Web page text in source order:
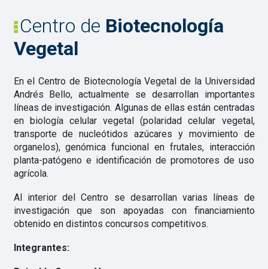
Centro de Biotecnología
Vegetal
En el Centro de Biotecnología Vegetal de la Universidad
Andrés Bello, actualmente se desarrollan importantes
líneas de investigación. Algunas de ellas están centradas
en biología celular vegetal (polaridad celular vegetal,
transporte de nucleótidos azúcares y movimiento de
organelos), genómica funcional en frutales, interacción
planta-patógeno e identificación de promotores de uso
agrícola.
Al interior del Centro se desarrollan varias líneas de
investigación que son apoyadas con financiamiento
obtenido en distintos concursos competitivos.
Integrantes: